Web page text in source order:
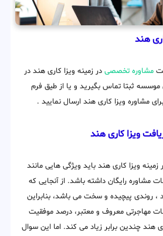
هند
مشاوره تخصصی در زمینه ویزا کاری هند در
موسسه ثبتا تماس بگیرید و یا از طیق فرم
مشاوره ویزا کاری هند ارسال نمایید .
ویزا کاری هند
ویزا کاری هند باید ویژگی هایی مانند
و خدمات مشاوره رایگان داشته باشد. از آنجایی که
، روندی پیچیده و سخت می باشد، بنابراین
مهاجرتی معروف و معتبر، درصد موفقیت
هند چندین برابر زیاد می کند. اما این سوال